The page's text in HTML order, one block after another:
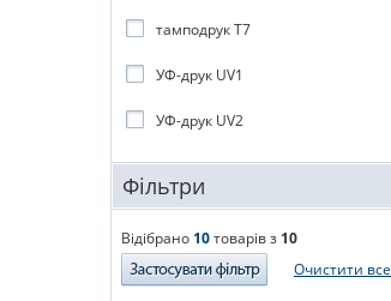
тамподрук T7
УФ-друк UV1
УФ-друк UV2
Фільтри
Відібрано 10товарів з 10
Очистити все